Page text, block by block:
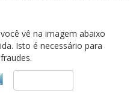
vê na imagem abaixo
Isto é necessário para